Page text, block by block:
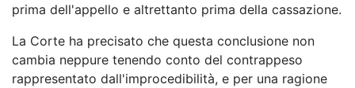
prima dell'appello e altrettanto prima della cassazione.
La Corte ha precisato che questa conclusione non
cambia neppure tenendo conto del contrappeso
rappresentato dall'improcedibilità, e per una ragione